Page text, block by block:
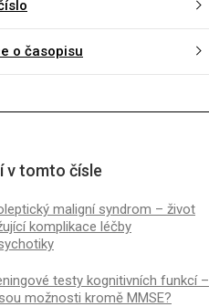
o časopisu
v tomto čísle
maligní syndrom – život
komplikace léčby
testy kognitivních funkcí –
možnosti kromě MMSE?